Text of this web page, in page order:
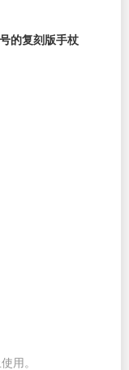
的复刻版手杖
用。